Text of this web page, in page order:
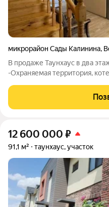
микрорайон Сады Калинина,
В продаже Таунхаус в два
-Охраняемая территория,
и живи. -За домом имеется
собственности. -Остановка ,
12 600 000 ₽
91,1 м² таунхаус, участок